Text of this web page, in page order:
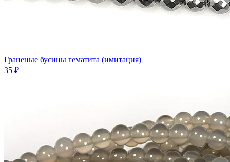
Граненые бусины гематита (имитация)
35 ₽